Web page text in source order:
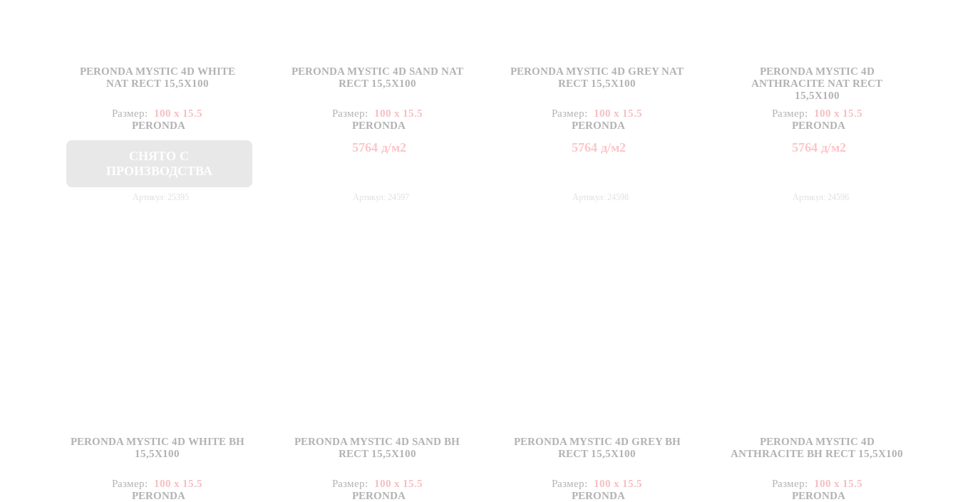
PERONDA MYSTIC 4D WHITE
NAT RECT 15,5X100
Размер:
100 x 15.5
PERONDA
Артикул: 25395
PERONDA MYSTIC 4D SAND NAT
RECT 15,5X100
Размер:
100 x 15.5
PERONDA
5764 д/м2
Артикул: 24597
PERONDA MYSTIC 4D GREY NAT
RECT 15,5X100
Размер:
100 x 15.5
PERONDA
5764 д/м2
Артикул: 24598
PERONDA MYSTIC 4D
ANTHRACITE NAT RECT
15,5X100
Размер:
100 x 15.5
PERONDA
5764 д/м2
Артикул: 24596
PERONDA MYSTIC 4D WHITE BH
15,5X100
Размер:
100 x 15.5
PERONDA
PERONDA MYSTIC 4D SAND BH
RECT 15,5X100
Размер:
100 x 15.5
PERONDA
PERONDA MYSTIC 4D GREY BH
RECT 15,5X100
Размер:
100 x 15.5
PERONDA
PERONDA MYSTIC 4D
ANTHRACITE BH RECT 15,5X100
Размер:
100 x 15.5
PERONDA